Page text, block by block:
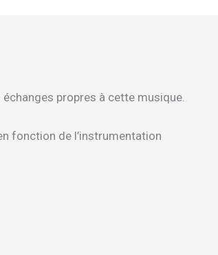
propres à cette musique.
fonction de l’instrumentation